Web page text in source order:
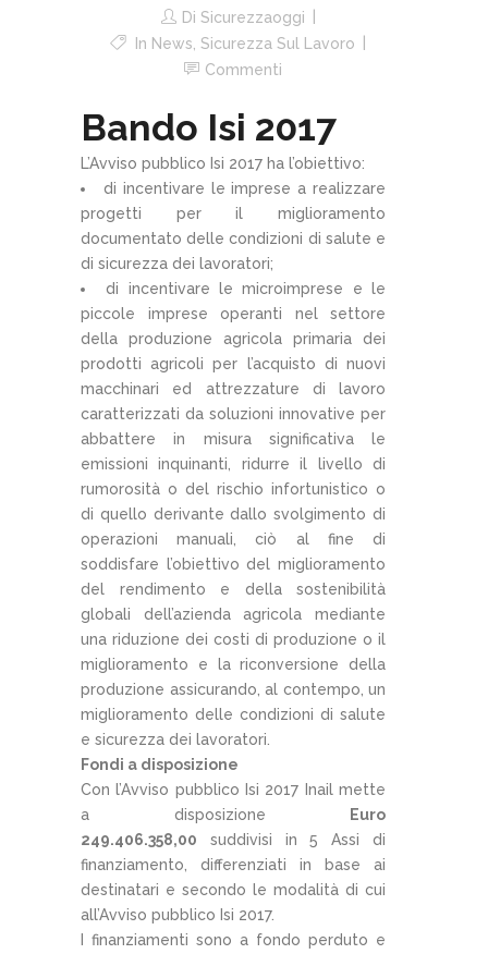
Di Sicurezzaoggi
In News, Sicurezza Sul Lavoro
Commenti
Bando Isi 2017
L’Avviso pubblico Isi 2017 ha l’obiettivo:
di incentivare le imprese a realizzare
progetti per il miglioramento
documentato delle condizioni di salute e
di sicurezza dei lavoratori;
di incentivare le microimprese e le
piccole imprese operanti nel settore
della produzione agricola primaria dei
prodotti agricoli per l’acquisto di nuovi
macchinari ed attrezzature di lavoro
caratterizzati da soluzioni innovative per
abbattere in misura significativa le
emissioni inquinanti, ridurre il livello di
rumorosità o del rischio infortunistico o
di quello derivante dallo svolgimento di
operazioni manuali, ciò al fine di
soddisfare l’obiettivo del miglioramento
del rendimento e della sostenibilità
globali dell’azienda agricola mediante
una riduzione dei costi di produzione o il
miglioramento e la riconversione della
produzione assicurando, al contempo, un
miglioramento delle condizioni di salute
e sicurezza dei lavoratori.
Fondi a disposizione
Con l’Avviso pubblico Isi 2017 Inail mette
a disposizione
Euro
249.406.358,00 suddivisi in 5 Assi di
finanziamento, differenziati in base ai
destinatari e secondo le modalità di cui
all’Avviso pubblico Isi 2017.
I finanziamenti sono a fondo perduto e